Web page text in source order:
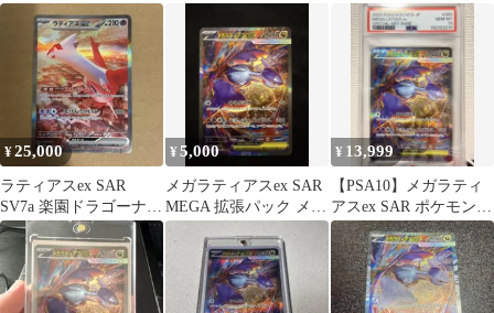
シンフォニア
088/063
¥25,000
ラティアスex SAR
SV7a 楽園ドラゴーナ
087/064
¥5,000
メガラティアスex SAR
MEGA 拡張パック メガ
シンフォニア キラ 08…
¥ 13,999
【PSA10】メガラティ
アスex SAR ポケモンカ
ード